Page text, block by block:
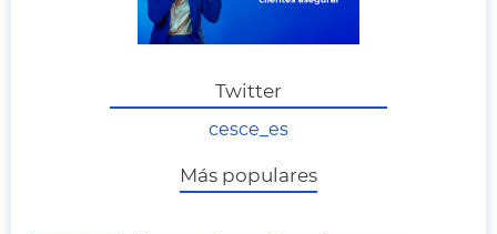
Twitter
cesce_es
Más populares